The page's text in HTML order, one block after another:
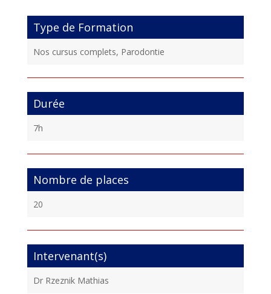
Type de Formation
Nos cursus complets, Parodontie
Durée
7h
Nombre de places
20
Intervenant(s)
Dr Rzeznik Mathias